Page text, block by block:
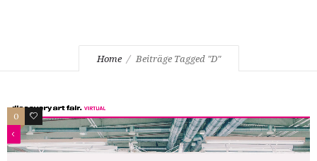
Home Beiträge Tagged "D"
0 7